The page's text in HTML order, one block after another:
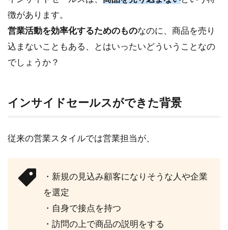
の
メ
リ
ッ
ト
① 営
質を
きる
徴があります。
営業活動を効率化するためのものなのに、商品を売り
込まないこともある、とはいったいどういうことなの
でしょうか？
インサイドセールスができた背景
従来の営業スタイルでは営業担当が、
・新規の見込み顧客になりそうな人や企業
を選定
・自身で接点を持つ
・訪問の上で商品の説明をする